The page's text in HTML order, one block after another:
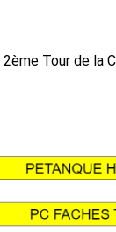
2ème Tour de la